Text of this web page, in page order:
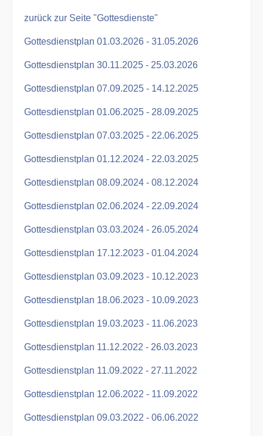
zurück zur Seite "Gottesdienste"
Gottesdienstplan 01.03.2026 - 31.05.2026
Gottesdienstplan 30.11.2025 - 25.03.2026
Gottesdienstplan 07.09.2025 - 14.12.2025
Gottesdienstplan 01.06.2025 - 28.09.2025
Gottesdienstplan 07.03.2025 - 22.06.2025
Gottesdienstplan 01.12.2024 - 22.03.2025
Gottesdienstplan 08.09.2024 - 08.12.2024
Gottesdienstplan 02.06.2024 - 22.09.2024
Gottesdienstplan 03.03.2024 - 26.05.2024
Gottesdienstplan 17.12.2023 - 01.04.2024
Gottesdienstplan 03.09.2023 - 10.12.2023
Gottesdienstplan 18.06.2023 - 10.09.2023
Gottesdienstplan 19.03.2023 - 11.06.2023
Gottesdienstplan 11.12.2022 - 26.03.2023
Gottesdienstplan 11.09.2022 - 27.11.2022
Gottesdienstplan 12.06.2022 - 11.09.2022
Gottesdienstplan 09.03.2022 - 06.06.2022